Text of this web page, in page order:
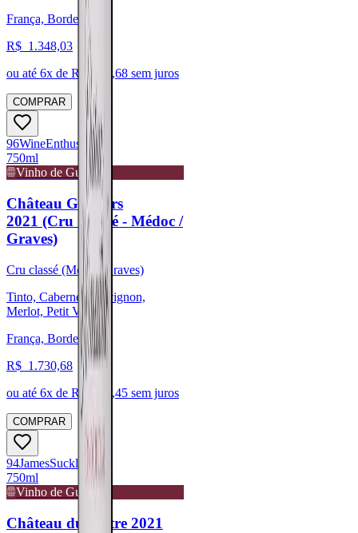
França, Bordeaux
R$ 1.348,03
ou até 6x de R$ 224,68 sem juros
COMPRAR
96WineEnthusiast
750ml
Vinho de Guarda
Château Giscours
2021 (Cru Classé - Médoc /
Graves)
Cru classé (Médoc/Graves)
Tinto, Cabernet Sauvignon,
Merlot, Petit Verdot
França, Bordeaux
R$ 1.730,68
ou até 6x de R$ 288,45 sem juros
COMPRAR
94JamesSuckling
750ml
Vinho de Guarda
Château du Tertre 2021